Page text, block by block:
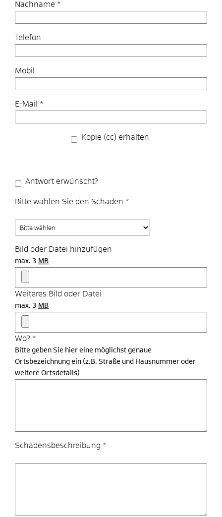
Nachname *
Telefon
Mobil
E-Mail *
Kopie (cc) erhalten
Antwort erwünscht?
Bitte wählen Sie den Schaden *
Bild oder Datei hinzufügen
max. 3 MB
Weiteres Bild oder Datei
max. 3 MB
Wo? *
Bitte geben Sie hier eine möglichst genaue
Ortsbezeichnung ein (z.B. Straße und Hausnummer oder
weitere Ortsdetails)
Schadensbeschreibung *